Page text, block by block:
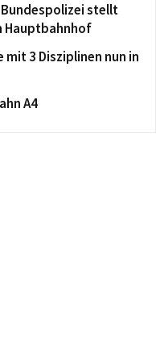
stellt
Hauptbahnhof
3 Disziplinen nun in
A4